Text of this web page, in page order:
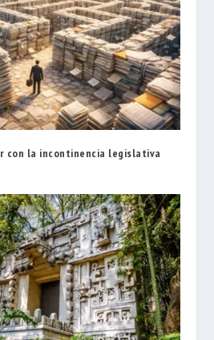
con la incontinencia legislativa